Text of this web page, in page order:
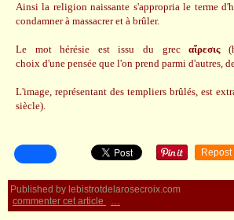
Ainsi la religion naissante s'appropria le terme
condamner à massacrer et à brûler.
Le mot hérésie est issu du grecαἵρεσις
choix d'une pensée que l'on prend parmi d'autres,
L'image, représentant des templiers brûlés, est
siècle).
Repost
Published by lebistrotdelarosecroix.com
commenter cet article
…